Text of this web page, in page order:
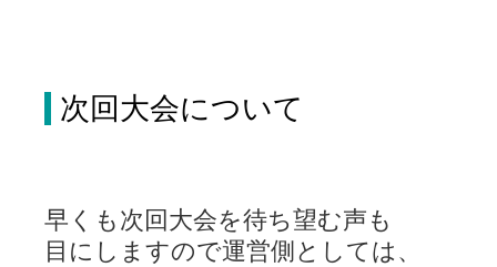
次回大会について
早くも次回大会を待ち望む声も
目にしますので運営側としては、